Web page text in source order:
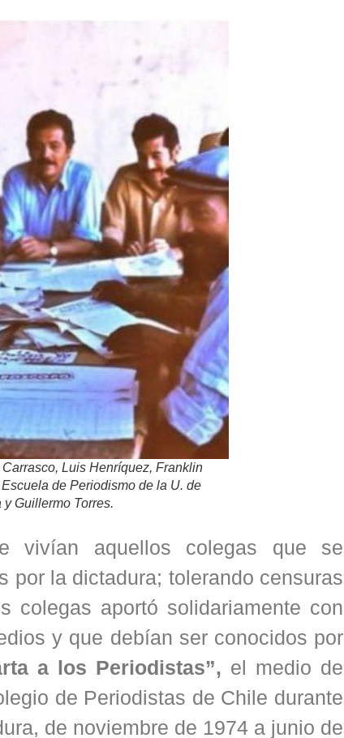
Luis Henríquez, Franklin
de Periodismo de la U. de
Guillermo Torres.
vivían aquellos colegas que se
por la dictadura; tolerando censuras
colegas aportó solidariamente con
y que debían ser conocidos por
a los Periodistas”, el medio de
de Periodistas de Chile durante
de noviembre de 1974 a junio de